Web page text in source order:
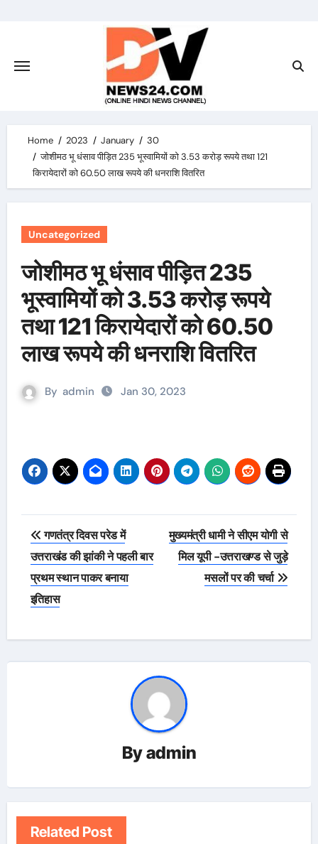
Home 2023 January
30
जोशीमठ भू धंसाव पीड़ित 235 भूस्वामियों को 3.53 करोड़ रूपये तथा 121
किरायेदारों को 60.50 लाख रूपये की धनराशि वितरित
Uncategorized
जोशीमठ भू धंसाव पीड़ित 235
भूस्वामियों को 3.53 करोड़ रूपये
तथा 121 किरायेदारों को 60.50
लाख रूपये की धनराशि वितरित
By admin Jan 30, 2023
Post
navigation
गणतंत्र दिवस परेड में
उत्तराखंड की झांकी ने पहली बार
प्रथम स्थान पाकर बनाया
इतिहास
मुख्यमंत्री धामी ने सीएम योगी से
मिल यूपी -उत्तराखण्ड से जुड़े
मसलों पर की चर्चा
Byadmin
Related Post